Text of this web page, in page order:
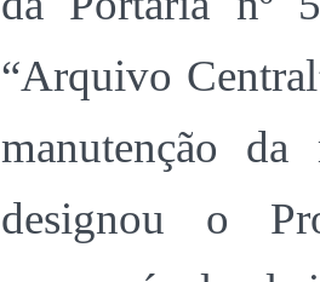
“Arquivo
manutenção
designou o